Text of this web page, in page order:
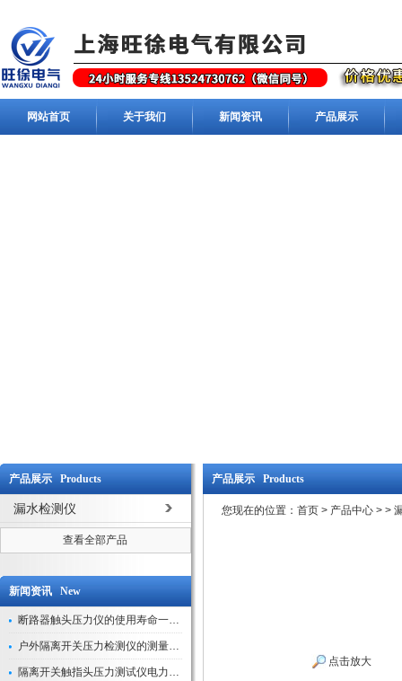
网站首页 关于我们 新闻资讯 产品展示
产品展示 Products
漏水检测仪
查看全部产品
新闻资讯 New
断路器触头压力仪的使用寿命一般是多久？
户外隔离开关压力检测仪的测量数据如何与GIS系统对接实现智能化运维？
隔离开关触指头压力测试仪电力系统安全运行的“定海神针”
产品展示 Products
您现在的位置： 首页 > 产品中心 > >
点击放大